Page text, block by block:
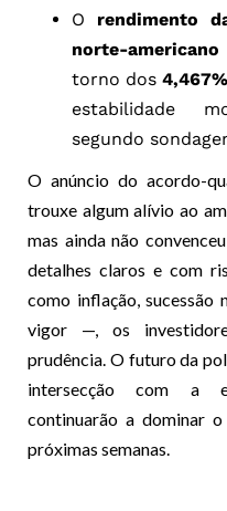
O rendimento
norte-
torno dos 4,467%
estabilidade
segundo
O anúncio do acordo-
trouxe algum alívio ao
mas ainda não
detalhes claros e com
como inflação, sucessão
vigor —, os
prudência. O futuro da
intersecção com a
continuarão a dominar
próximas semanas.